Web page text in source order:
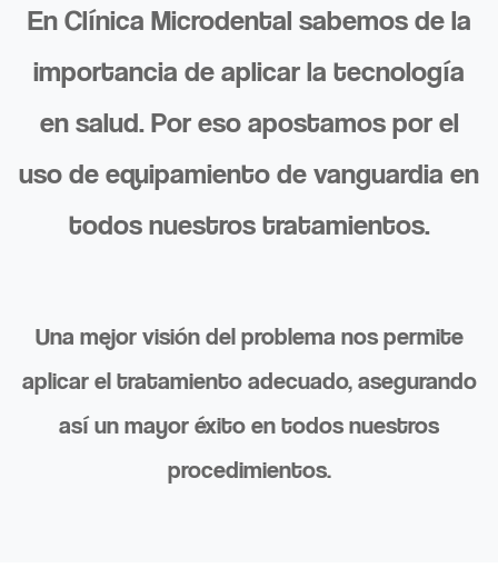
En Clínica Microdental sabemos de la
importancia de aplicar la tecnología
en salud. Por eso apostamos por el
uso de equipamiento de vanguardia en
todos nuestros tratamientos.
Una mejor visión del problema nos permite
aplicar el tratamiento adecuado, asegurando
así un mayor éxito en todos nuestros
procedimientos.